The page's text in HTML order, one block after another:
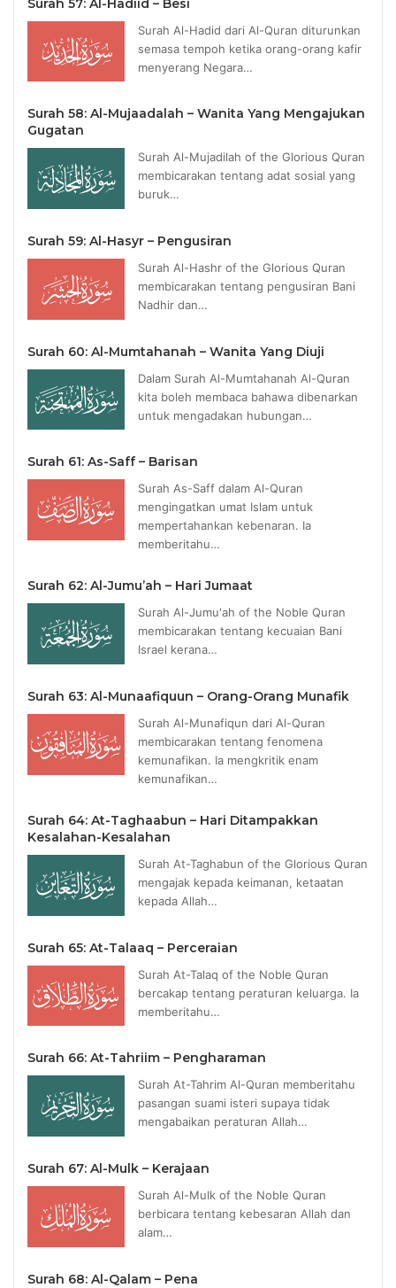
Surah 57: Al-Hadiid – Besi
Surah Al-Hadid dari Al-Quran diturunkan
semasa tempoh ketika orang-orang kafir
menyerang Negara…
Surah 58: Al-Mujaadalah – Wanita Yang Mengajukan
Gugatan
Surah Al-Mujadilah of the Glorious Quran
membicarakan tentang adat sosial yang
buruk…
Surah 59: Al-Hasyr – Pengusiran
Surah Al-Hashr of the Glorious Quran
membicarakan tentang pengusiran Bani
Nadhir dan…
Surah 60: Al-Mumtahanah – Wanita Yang Diuji
Dalam Surah Al-Mumtahanah Al-Quran
kita boleh membaca bahawa dibenarkan
untuk mengadakan hubungan…
Surah 61: As-Saff – Barisan
Surah As-Saff dalam Al-Quran
mengingatkan umat Islam untuk
mempertahankan kebenaran. Ia
memberitahu…
Surah 62: Al-Jumu’ah – Hari Jumaat
Surah Al-Jumu'ah of the Noble Quran
membicarakan tentang kecuaian Bani
Israel kerana…
Surah 63: Al-Munaafiquun – Orang-Orang Munafik
Surah Al-Munafiqun dari Al-Quran
membicarakan tentang fenomena
kemunafikan. Ia mengkritik enam
kemunafikan…
Surah 64: At-Taghaabun – Hari Ditampakkan
Kesalahan-Kesalahan
Surah At-Taghabun of the Glorious Quran
mengajak kepada keimanan, ketaatan
kepada Allah…
Surah 65: At-Talaaq – Perceraian
Surah At-Talaq of the Noble Quran
bercakap tentang peraturan keluarga. Ia
memberitahu…
Surah 66: At-Tahriim – Pengharaman
Surah At-Tahrim Al-Quran memberitahu
pasangan suami isteri supaya tidak
mengabaikan peraturan Allah…
Surah 67: Al-Mulk – Kerajaan
Surah Al-Mulk of the Noble Quran
berbicara tentang kebesaran Allah dan
alam…
Surah 68: Al-Qalam – Pena